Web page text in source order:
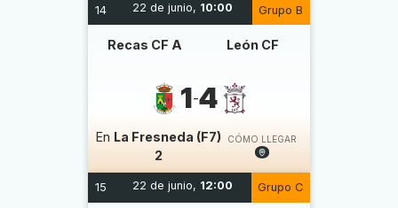
14 22 de junio, 10:00 Grupo B
Recas CF A León CF
1-4
En La Fresneda (F7)
2
CÓMO LLEGAR
15 22 de junio, 12:00 Grupo C